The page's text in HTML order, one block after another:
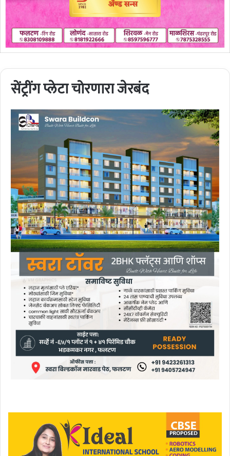
सेंट्रींग प्लेटा चोरणारा जेरबंद